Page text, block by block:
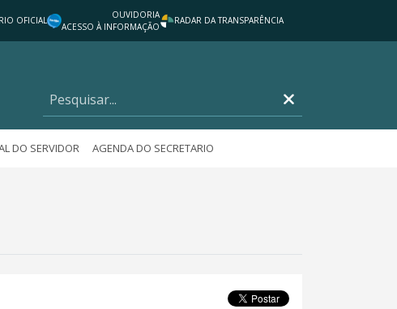
OFICIAL
OUVIDORIA
ACESSO À INFORMAÇÃO
RADAR DA TRANSPARÊNCIA
DO SERVIDOR AGENDA DO SECRETARIO